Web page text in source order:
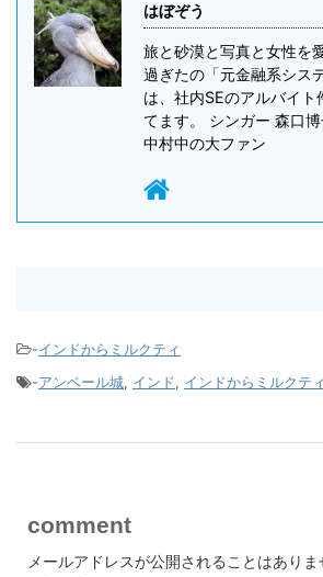
はぼぞう
旅と砂漠と写真と女性を
過ぎたの「元金融系シス
は、社内SEのアルバイト
てます。 シンガー 森口
中村中の大ファン
-インドからミルクティ
-アンベール城, インド, インドからミルクティ
comment
メールアドレスが公開されることはありま